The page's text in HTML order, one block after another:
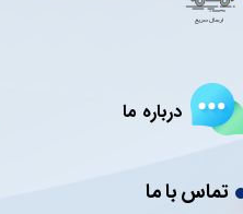
تماس با ما
درباره ما